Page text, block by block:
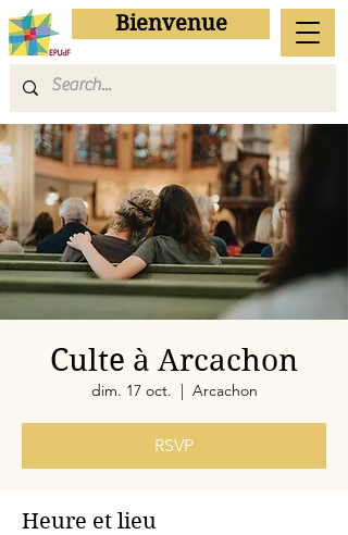
Bienvenue
Culte à Arcachon
dim. 17 oct.
  |
Arcachon
RSVP
Heure et lieu